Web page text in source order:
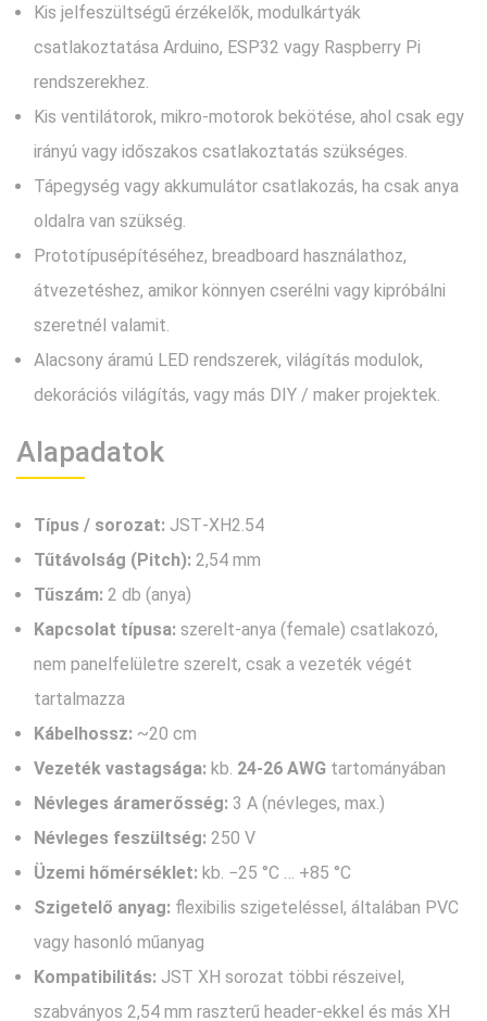
Kis jelfeszültségű érzékelők, modulkártyák
csatlakoztatása Arduino, ESP32 vagy Raspberry Pi
rendszerekhez.
Kis ventilátorok, mikro‑motorok bekötése, ahol csak egy
irányú vagy időszakos csatlakoztatás szükséges.
Tápegység vagy akkumulátor csatlakozás, ha csak anya
oldalra van szükség.
Prototípusépítéséhez, breadboard használathoz,
átvezetéshez, amikor könnyen cserélni vagy kipróbálni
szeretnél valamit.
Alacsony áramú LED rendszerek, világítás modulok,
dekorációs világítás, vagy más DIY / maker projektek.
Alapadatok
Típus / sorozat: JST‑XH2.54
Tűtávolság (Pitch): 2,54 mm
Tűszám: 2 db (anya)
Kapcsolat típusa: szerelt‑anya (female) csatlakozó,
nem panelfelületre szerelt, csak a vezeték végét
tartalmazza
Kábelhossz: ~20 cm
Vezeték vastagsága: kb. 24‑26 AWG tartományában
Névleges áramerősség: 3 A (névleges, max.)
Névleges feszültség: 250 V
Üzemi hőmérséklet: kb. −25 °C … +85 °C
Szigetelő anyag: flexibilis szigeteléssel, általában PVC
vagy hasonló műanyag
Kompatibilitás: JST XH sorozat többi részeivel,
szabványos 2,54 mm raszterű header‑ekkel és más XH